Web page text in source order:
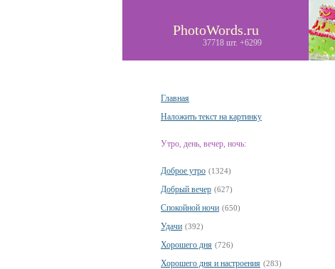
PhotoWords.ru
37718 шт. +6299
Главная
Наложить текст на картинку
Утро, день, вечер, ночь:
Доброе утро (1324)
Добрый вечер (627)
Спокойной ночи (650)
Удачи (392)
Хорошего дня (726)
Хорошего дня и настроения (283)